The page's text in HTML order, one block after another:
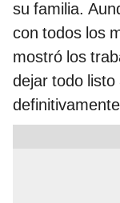
su familia.
con todos los
mostró los
dejar todo